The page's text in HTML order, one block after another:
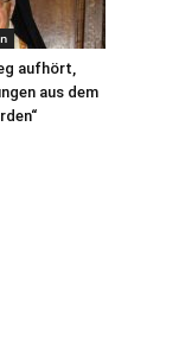
aufhört,
aus dem